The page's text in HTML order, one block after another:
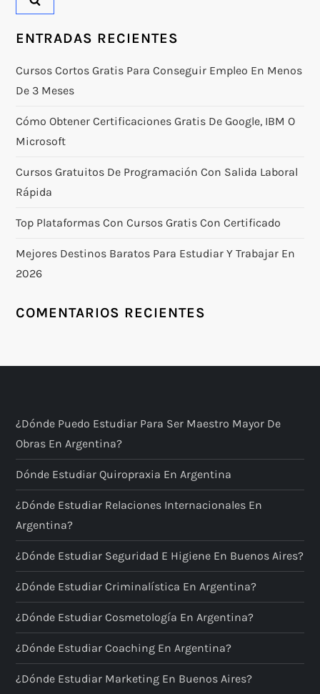
ENTRADAS RECIENTES
Cursos Cortos Gratis Para Conseguir Empleo En Menos
De 3 Meses
Cómo Obtener Certificaciones Gratis De Google, IBM O
Microsoft
Cursos Gratuitos De Programación Con Salida Laboral
Rápida
Top Plataformas Con Cursos Gratis Con Certificado
Mejores Destinos Baratos Para Estudiar Y Trabajar En
2026
COMENTARIOS RECIENTES
¿Dónde Puedo Estudiar Para Ser Maestro Mayor De
Obras En Argentina?
Dónde Estudiar Quiropraxia En Argentina
¿Dónde Estudiar Relaciones Internacionales En
Argentina?
¿Dónde Estudiar Seguridad E Higiene En Buenos Aires?
¿Dónde Estudiar Criminalística En Argentina?
¿Dónde Estudiar Cosmetología En Argentina?
¿Dónde Estudiar Coaching En Argentina?
¿Dónde Estudiar Marketing En Buenos Aires?